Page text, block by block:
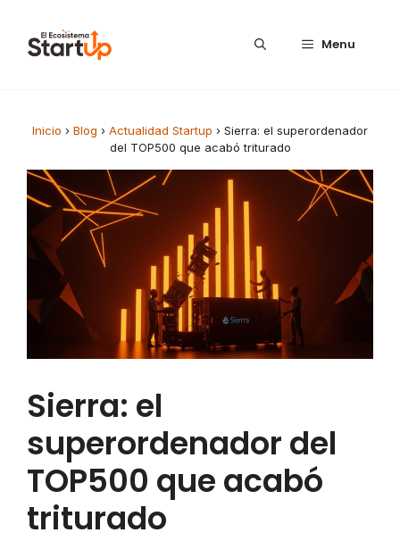
Menu
Inicio › Blog › Actualidad Startup › Sierra: el superordenador
del TOP500 que acabó triturado
Sierra: el
superordenador del
TOP500 que acabó
triturado